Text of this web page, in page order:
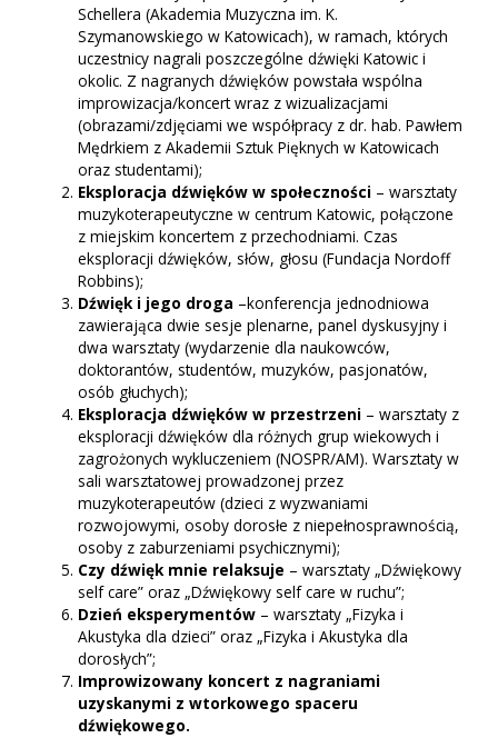
Schellera (Akademia Muzyczna im. K.
Szymanowskiego w Katowicach), w ramach, których
uczestnicy nagrali poszczególne dźwięki Katowic i
okolic. Z nagranych dźwięków powstała wspólna
improwizacja/koncert wraz z wizualizacjami
(obrazami/zdjęciami we współpracy z dr. hab. Pawłem
Mędrkiem z Akademii Sztuk Pięknych w Katowicach
oraz studentami);
Eksploracja dźwięków w społeczności – warsztaty
muzykoterapeutyczne w centrum Katowic, połączone
z miejskim koncertem z przechodniami. Czas
eksploracji dźwięków, słów, głosu (Fundacja Nordoff
Robbins);
Dźwięk i jego droga –konferencja jednodniowa
zawierająca dwie sesje plenarne, panel dyskusyjny i
dwa warsztaty (wydarzenie dla naukowców,
doktorantów, studentów, muzyków, pasjonatów,
osób głuchych);
Eksploracja dźwięków w przestrzeni – warsztaty z
eksploracji dźwięków dla różnych grup wiekowych i
zagrożonych wykluczeniem (NOSPR/AM). Warsztaty w
sali warsztatowej prowadzonej przez
muzykoterapeutów (dzieci z wyzwaniami
rozwojowymi, osoby dorosłe z niepełnosprawnością,
osoby z zaburzeniami psychicznymi);
Czy dźwięk mnie relaksuje – warsztaty „Dźwiękowy
self care” oraz „Dźwiękowy self care w ruchu”;
Dzień eksperymentów – warsztaty „Fizyka i
Akustyka dla dzieci” oraz „Fizyka i Akustyka dla
dorosłych”;
Improwizowany koncert z nagraniami
uzyskanymi z wtorkowego spaceru
dźwiękowego.